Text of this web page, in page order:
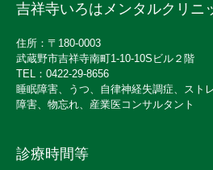
吉祥寺いろはメンタルクリニ
住所：〒180-0003
武蔵野市吉祥寺南町1-10-10Sビル２階
TEL：0422-29-8656
睡眠障害、うつ、自律神経失調症、スト
障害、物忘れ、産業医コンサルタント
診療時間等